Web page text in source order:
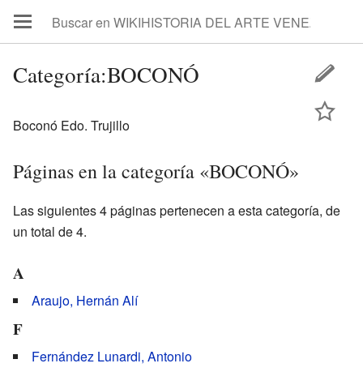
Categoría:BOCONÓ
Boconó Edo. Trujillo
Páginas en la categoría «BOCONÓ»
Las siguientes 4 páginas pertenecen a esta categoría, de
un total de 4.
A
Araujo, Hernán Alí
F
Fernández Lunardi, Antonio